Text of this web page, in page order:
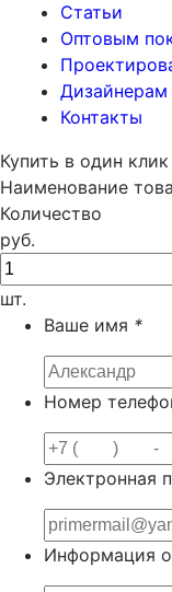
Статьи
Оптовым
Дизайнерам
Контакты
Купить в один клик
Наименование
Количество
руб.
шт.
Ваше имя *
Номер
Электронная
Информация